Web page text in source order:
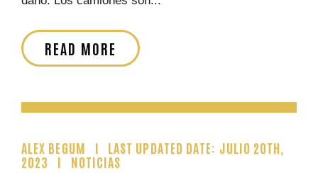
READ MORE
ALEX BEGUM
LAST UPDATED DATE: JULIO 20TH,
2023
NOTICIAS